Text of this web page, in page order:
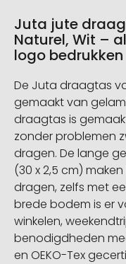
Juta jute
Naturel, Wit –
logo bedrukken
De Juta draagtas
gemaakt van
draagtas is
zonder problemen
dragen. De lange
(30 x 2,5 cm)
dragen, zelfs met
brede bodem is er
winkelen,
benodigdheden
en OEKO-Tex